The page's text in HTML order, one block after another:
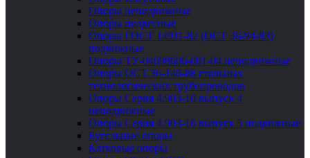
Опоры неподвижные
Опоры подвесные
Опоры ГОСТ 14911-82 (ОСТ 36-94-83)
подвижные
Опоры ТУ-04698606-001-04 неподвижные
Опоры ОСТ 36-146-88 стальных
технологических трубопроводов
Опоры Серия 4.903-10 выпуск 4
неподвижные
Опоры Серия 4.903-10 выпуск 5 подвижные
Бугельные опоры
Катковые опоры